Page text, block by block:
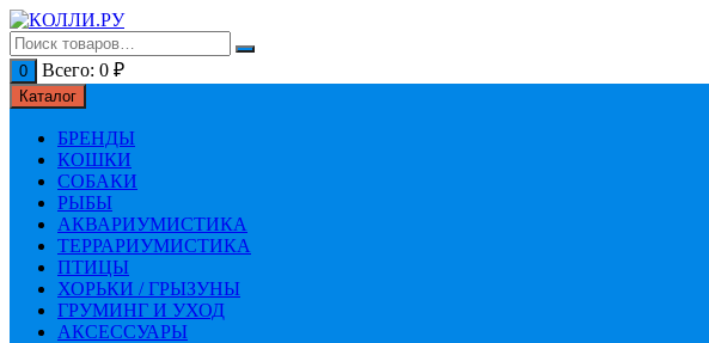
Перейти
к
содержимому
0 Всего: 0 ₽
Каталог
БРЕНДЫ
КОШКИ
СОБАКИ
РЫБЫ
АКВАРИУМИСТИКА
ТЕРРАРИУМИСТИКА
ПТИЦЫ
ХОРЬКИ / ГРЫЗУНЫ
ГРУМИНГ И УХОД
АКСЕССУАРЫ